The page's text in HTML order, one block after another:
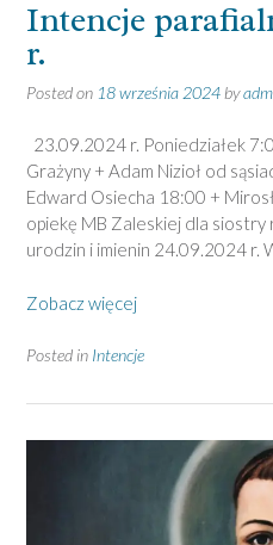
Intencje
r.
Posted on 18 września 2024 by
23.09.2024 r. Poniedziałek
Grażyny + Adam Nizioł od
Edward Osiecha 18:00 +
opiekę MB Zaleskiej dla siostry
urodzin i imienin 24.09.2024 r.
Zobacz więcej
Posted in Intencje